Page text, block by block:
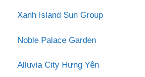
Xanh Island Sun Group
Noble Palace Garden
Alluvia City Hưng Yên